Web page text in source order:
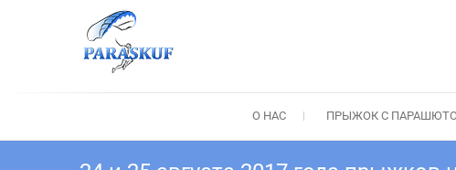
содержимому
Прыжок с парашютом в
О НАС ПРЫЖОК С